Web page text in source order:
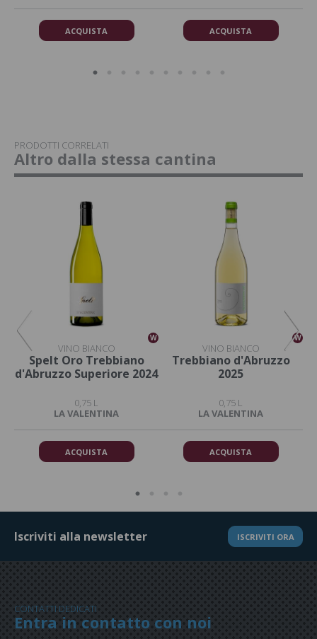
ACQUISTA ACQUISTA
PRODOTTI CORRELATI
Altro dalla stessa cantina
W
VINO BIANCO
Spelt Oro Trebbiano
d'Abruzzo Superiore 2024
0,75 L
LA VALENTINA
ACQUISTA
W
VINO BIANCO
Trebbiano d'Abruzzo
2025
0,75 L
LA VALENTINA
ACQUISTA
Iscriviti alla newsletter ISCRIVITI ORA
CONTATTI DEDICATI
Entra in contatto con noi